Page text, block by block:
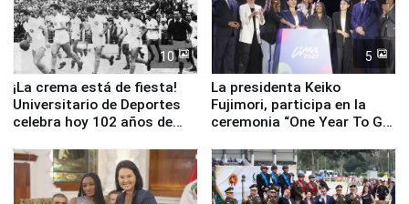
10
¡La crema está de fiesta!
Universitario de Deportes
celebra hoy 102 años de
5
La presidenta Keiko
Fujimori, participa en la
ceremonia “One Year To Go